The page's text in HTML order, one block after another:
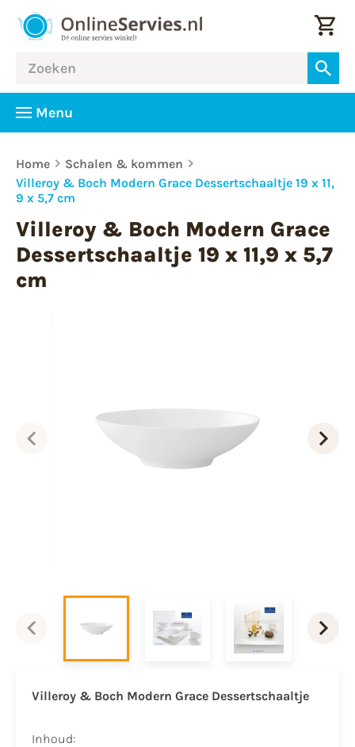
Menu
Home
Schalen & kommen
Villeroy & Boch Modern Grace Dessertschaaltje 19 x 11,
9 x 5,7 cm
Villeroy & Boch Modern Grace
Dessertschaaltje 19 x 11,9 x 5,7
cm
Villeroy & Boch Modern Grace Dessertschaaltje
Inhoud: